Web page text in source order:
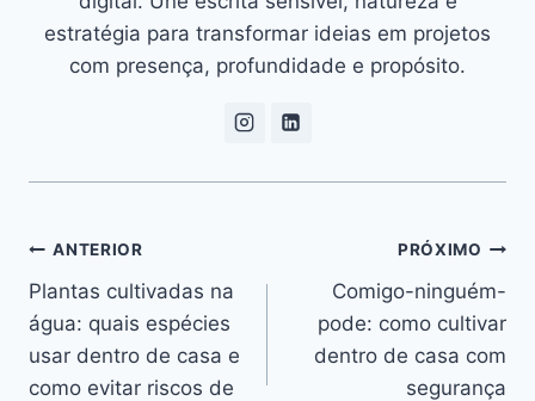
estratégia para transformar ideias em projetos
com presença, profundidade e propósito.
Navegação
de
Post
ANTERIOR
Plantas cultivadas na
água: quais espécies
usar dentro de casa e
como evitar riscos de
PRÓXIMO
Comigo-ninguém-
pode: como cultivar
dentro de casa com
segurança